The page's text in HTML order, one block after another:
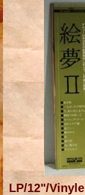
LP/12"/Vinyle